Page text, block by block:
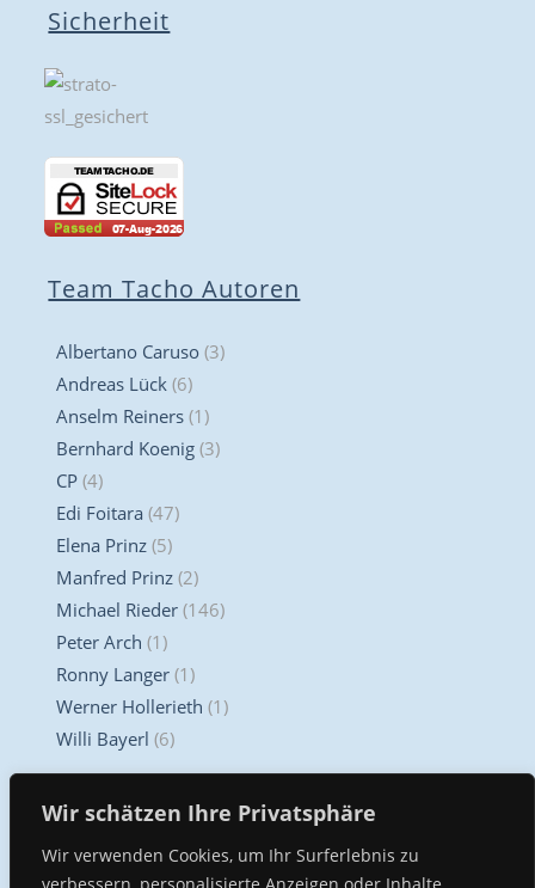
Wir schätzen Ihre Privatsphäre
Wir verwenden Cookies, um Ihr Surferlebnis zu
Sicherheit
Team Tacho Autoren
Albertano Caruso (3)
Andreas Lück (6)
Anselm Reiners (1)
Bernhard Koenig (3)
CP (4)
Edi Foitara (47)
Elena Prinz (5)
Manfred Prinz (2)
Michael Rieder (146)
Peter Arch (1)
Ronny Langer (1)
Werner Hollerieth (1)
Willi Bayerl (6)
Unser Kompetenz Center